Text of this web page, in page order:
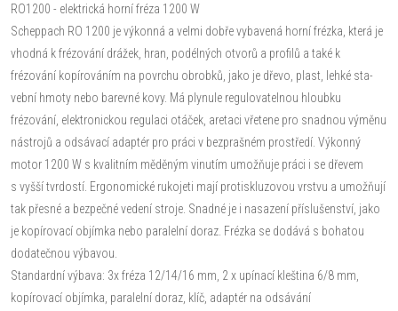
RO1200 - elektrická horní fréza 1200 W
Scheppach RO 1200 je výkonná a velmi dobře vybavená horní frézka, která je
vhodná k frézování drážek, hran, podél­ných otvorů a profilů a také k
frézování kopírováním na povrchu obrobků, jako je dřevo, plast, lehké sta­
vební hmoty nebo barevné kovy. Má plynule regulovatelnou hloubku
frézování, elektronickou regulaci otáček, aretaci vřetene pro snadnou výměnu
nástrojů a odsávací adaptér pro práci v bezprašném prostředí. Výkonný
motor 1200 W s kvalitním měděným vinutím umožňuje práci i se dřevem
s vyšší tvrdostí. Ergonomické rukojeti mají protiskluzovou vrstvu a umožňují
tak přesné a bezpečné vedení stroje. Snadné je i nasazení příslušenství, jako
je kopírovací objímka nebo paralelní doraz. Frézka se dodává s bohatou
dodatečnou výbavou.
Standardní výbava: 3x fréza 12/14/16 mm, 2 x upínací kleština 6/8 mm,
kopírovací objímka, paralelní doraz, klíč, adaptér na odsávání